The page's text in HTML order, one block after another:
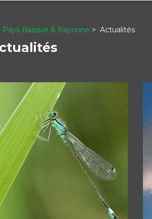
Basque & Bayonne Actualités